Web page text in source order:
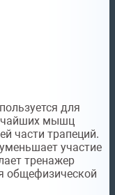
для
мышц
части трапеций.
участие
тренажер
общефизической